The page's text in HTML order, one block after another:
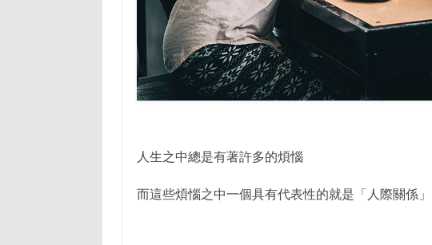
人生之中總是有著許多的煩惱
而這些煩惱之中一個具有代表性的就是「人際關係